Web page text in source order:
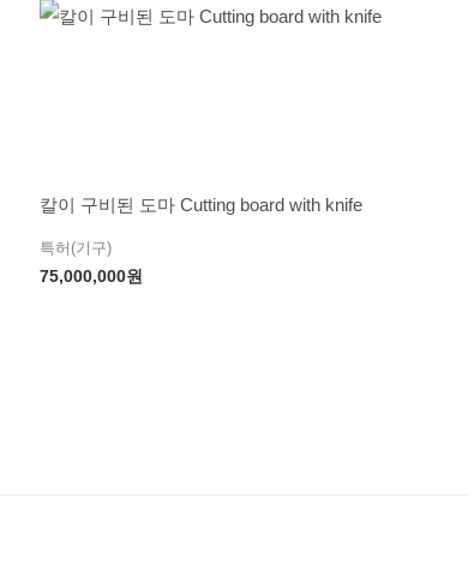
칼이 구비된 도마 Cutting board with knife
특허(기구)
75,000,000원